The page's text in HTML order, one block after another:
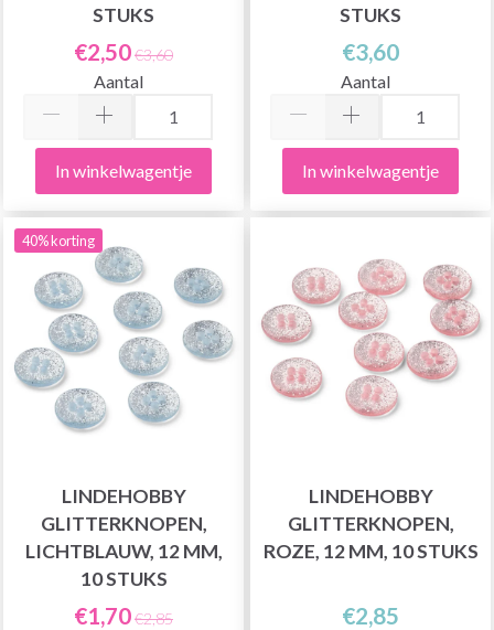
STUKS
€2,50€3,60
Aantal
In winkelwagentje
STUKS
€3,60
Aantal
In winkelwagentje
40% korting
LINDEHOBBY
GLITTERKNOPEN,
LICHTBLAUW, 12 MM,
10 STUKS
€1,70€2,85
LINDEHOBBY
GLITTERKNOPEN,
ROZE, 12 MM, 10 STUKS
€2,85